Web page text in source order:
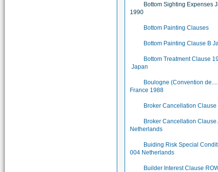
Bottom Sighting Expenses
1990
Bottom Painting Clauses
Bottom Painting Clause B
Bottom Treatment Clause
Japan
Boulogne (Convention
France 1988
Broker Cancellation Clause
Broker Cancellation Clause
Netherlands
Buiding Risk Special
004 Netherlands
Builder Interest Clause